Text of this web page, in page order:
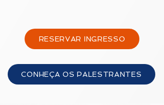
RESERVAR INGRESSO
CONHEÇA OS PALESTRANTES